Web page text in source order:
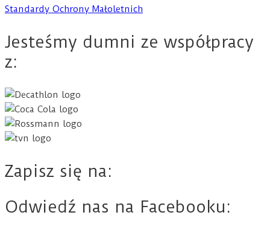
Standardy Ochrony Małoletnich
Jesteśmy dumni ze współpracy
z:
Zapisz się na:
Odwiedź nas na Facebooku: